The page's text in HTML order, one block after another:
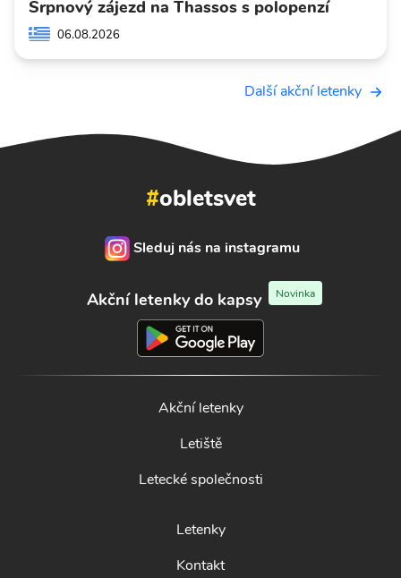
Srpnový zájezd na Thassos s polopenzí
06.08.2026
Další akční letenky
#obletsvet
Sleduj nás na instagramu
Akční letenky do kapsy Novinka
Akční letenky
Letiště
Letecké společnosti
Letenky
Kontakt